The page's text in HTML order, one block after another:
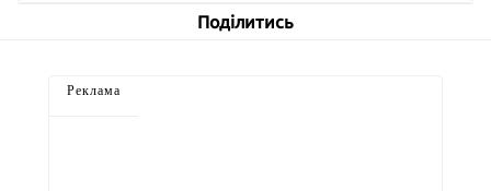
Поділитись
Реклама